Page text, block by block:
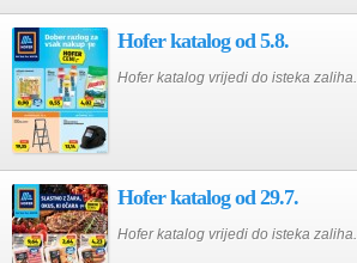
Hofer katalog od 5.8.
Hofer katalog vrijedi do isteka zaliha.
Hofer katalog od 29.7.
Hofer katalog vrijedi do isteka zaliha.